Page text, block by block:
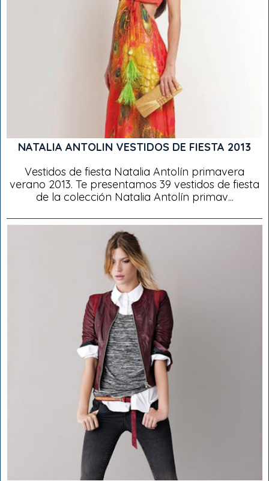
NATALIA ANTOLIN VESTIDOS DE FIESTA 2013
Vestidos de fiesta Natalia Antolín primavera
verano 2013. Te presentamos 39 vestidos de fiesta
de la colección Natalia Antolín primav...